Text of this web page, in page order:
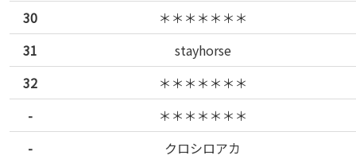
30
＊＊＊＊＊＊＊
31
stayhorse
32
＊＊＊＊＊＊＊
-
＊＊＊＊＊＊＊
-
クロシロアカ